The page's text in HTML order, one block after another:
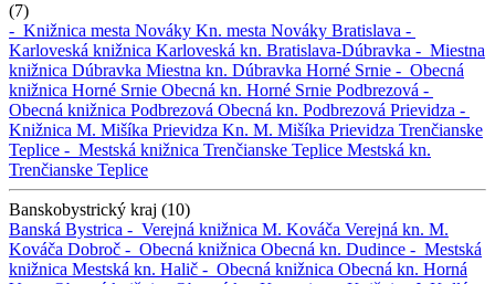
(7)
- Knižnica mesta Nováky Kn. mesta Nováky Bratislava -
Karloveská knižnica Karloveská kn. Bratislava-Dúbravka - Miestna
knižnica Dúbravka Miestna kn. Dúbravka Horné Srnie - Obecná
knižnica Horné Srnie Obecná kn. Horné Srnie Podbrezová -
Obecná knižnica Podbrezová Obecná kn. Podbrezová Prievidza -
Knižnica M. Mišíka Prievidza Kn. M. Mišíka Prievidza Trenčianske
Teplice - Mestská knižnica Trenčianske Teplice Mestská kn.
Trenčianske Teplice
Banskobystrický kraj (10)
Banská Bystrica - Verejná knižnica M. Kováča Verejná kn. M.
Kováča Dobroč - Obecná knižnica Obecná kn. Dudince - Mestská
knižnica Mestská kn. Halič - Obecná knižnica Obecná kn. Horná